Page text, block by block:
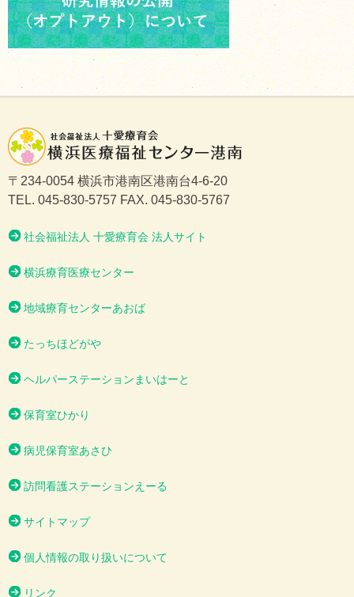
〒234-0054 横浜市港南区港南台4-6-20
TEL. 045-830-5757 FAX. 045-830-5767
社会福祉法人 十愛療育会 法人サイト
横浜療育医療センター
地域療育センターあおば
たっちほどがや
ヘルパーステーションまいはーと
保育室ひかり
病児保育室あさひ
訪問看護ステーションえーる
サイトマップ
個人情報の取り扱いについて
リンク